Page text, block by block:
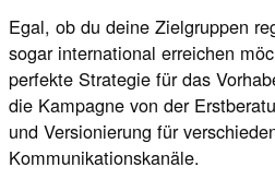
Egal, ob du deine Zielgruppen
sogar international erreichen
perfekte Strategie für das
die Kampagne von der
und Versionierung für
Kommunikationskanäle.